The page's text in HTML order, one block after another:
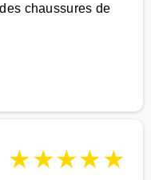
chaussures de
★★★★★